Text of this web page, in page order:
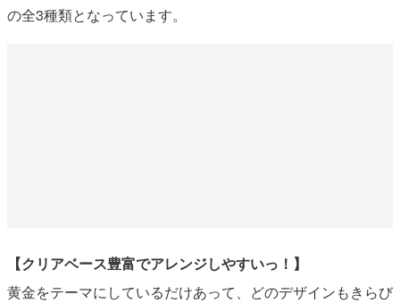
の全3種類となっています。
【クリアベース豊富でアレンジしやすいっ！】
黄金をテーマにしているだけあって、どのデザインもきらび